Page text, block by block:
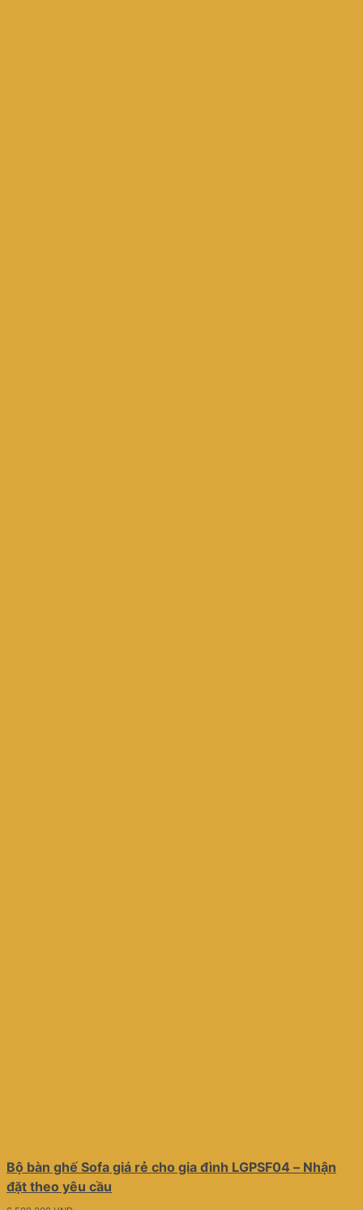
Bộ bàn ghế Sofa giá rẻ cho gia đình LGPSF04 – Nhận
đặt theo yêu cầu